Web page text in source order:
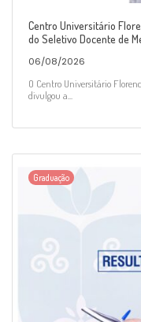
Centro Universitário
do Seletivo Docente de
06/08/2026
O Centro Universitário
divulgou a...
Graduação